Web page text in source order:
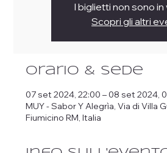
I biglietti non sono
Scopri gli altri
Orario & Sede
07 set 2024, 22:00 – 08 set 2024,
MUY - Sabor Y Alegrìa, Via di Villa
Fiumicino RM, Italia